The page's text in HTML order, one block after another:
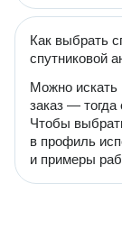
Как выбрать
спутниковой
Можно искать
заказ — тогда
Чтобы
в профиль
и примеры